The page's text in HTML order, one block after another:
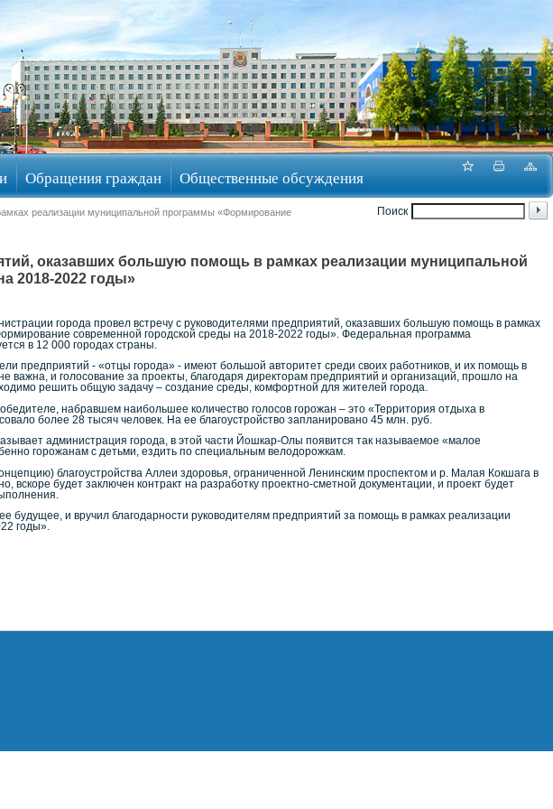
Обращения граждан Общественные обсуждения
Поиск
реализации муниципальной программы «Формирование
оказавших большую помощь в рамках реализации муниципальной
2018-2022 годы»
города провел встречу с руководителями предприятий, оказавших большую помощь в рамках
современной городской среды на 2018-2022 годы». Федеральная программа
в 12 000 городах страны.
предприятий - «отцы города» - имеют большой авторитет среди своих работников, и их помощь в
важна, и голосование за проекты, благодаря директорам предприятий и организаций, прошло на
решить общую задачу – создание среды, комфортной для жителей города.
набравшем наибольшее количество голосов горожан – это «Территория отдыха в
более 28 тысяч человек. На ее благоустройство запланировано 45 млн. руб.
администрация города, в этой части Йошкар-Олы появится так называемое «малое
горожанам с детьми, ездить по специальным велодорожкам.
благоустройства Аллеи здоровья, ограниченной Ленинским проспектом и р. Малая Кокшага в
будет заключен контракт на разработку проектно-сметной документации, и проект будет
и вручил благодарности руководителям предприятий за помощь в рамках реализации
годы».